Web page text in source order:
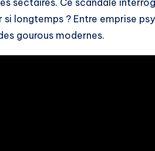
sectaires. Ce scandale
si longtemps ? Entre emprise
gourous modernes.